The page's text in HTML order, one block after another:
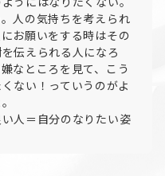
人の気持ちを考えられ
お願いをする時はその
伝えられる人になろ
なところを見て、こう
ない！っていうのがよ
人＝自分のなりたい姿